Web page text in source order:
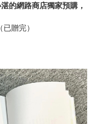
的網路商店獨家預購，
贈完）